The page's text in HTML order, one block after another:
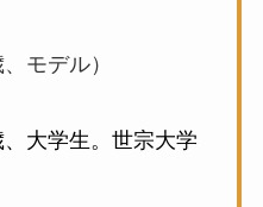
、モデル）
、大学生。世宗大学